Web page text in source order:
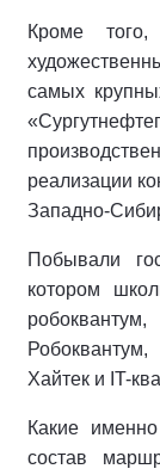
Кроме того,
самых
реализации
Западно-
Побывали
котором
Хайтек и IT-
Какие
состав